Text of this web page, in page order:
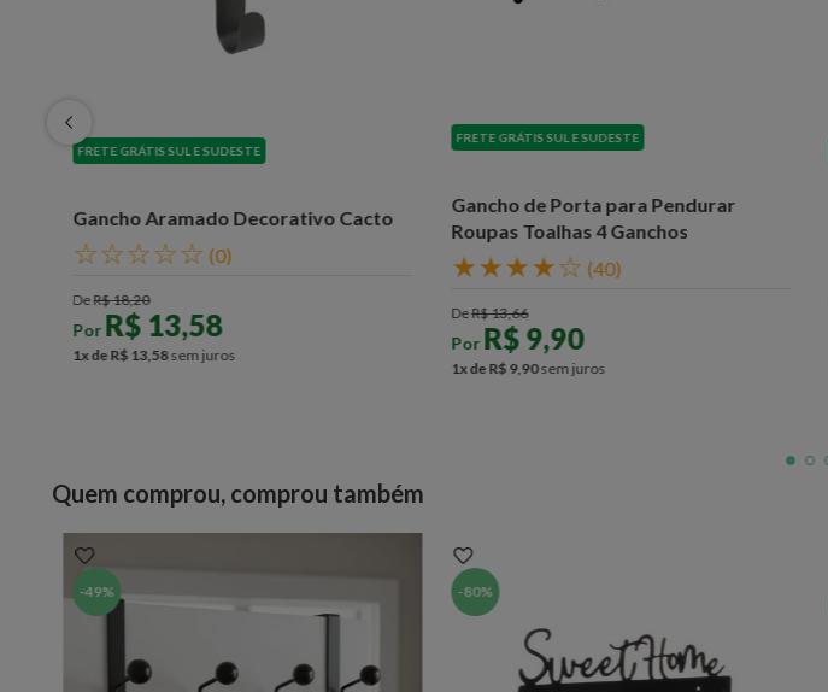
FRETE GRÁTIS SUL E SUDESTE
Gancho Aramado Decorativo Cacto
☆☆☆☆☆ (0)
DeR$18,20
PorR$ 13,58
1x de R$ 13 58sem juros
FRETE GRÁTIS SUL E SUDESTE
Gancho de Porta para Pendurar
Roupas Toalhas 4 Ganchos
★★★★☆ (40)
DeR$13,66
PorR$ 9,90
1x de R$ 9, 90sem juros
Quem comprou, comprou também
-49% -80%